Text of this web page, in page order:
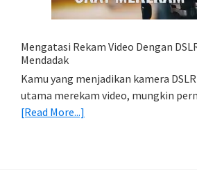
(Export
Import
Mengatasi Rekam Video Dengan
Mendadak
Kamu yang menjadikan kamera
utama merekam video, mungkin
[Read More...]